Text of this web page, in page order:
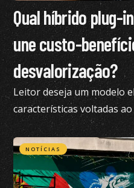
Qual híbrido plug-
une custo-
desvalorização?
Leitor deseja um modelo
características voltadas
produto e pediu nossa
NOTÍCIAS